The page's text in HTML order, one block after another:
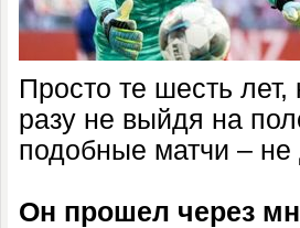
Просто те шесть
разу не выйдя на
подобные матчи – не
Он прошел через